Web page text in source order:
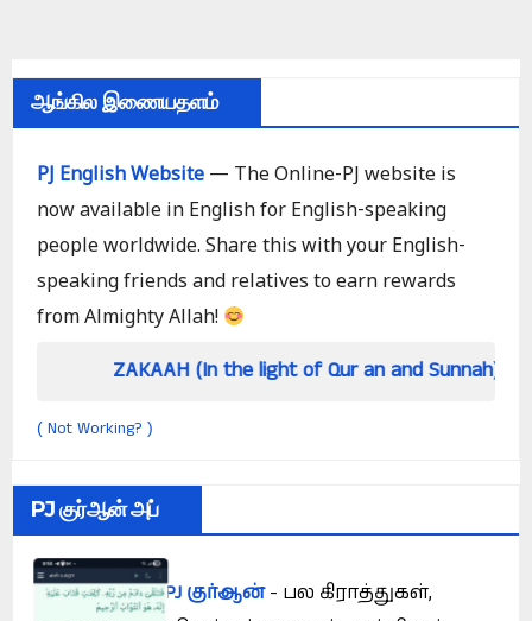
ஆங்கில இணையதளம்
PJ English Website — The Online-PJ website is
now available in English for English-speaking
people worldwide. Share this with your English-
speaking friends and relatives to earn rewards
from Almighty Allah!
ZAKAAH (In the light of Qur an and Sunnah)
( Not Working? )
PJ குர்ஆன் அப்
PJ குர்ஆன்- பல கிராத்துகள்,